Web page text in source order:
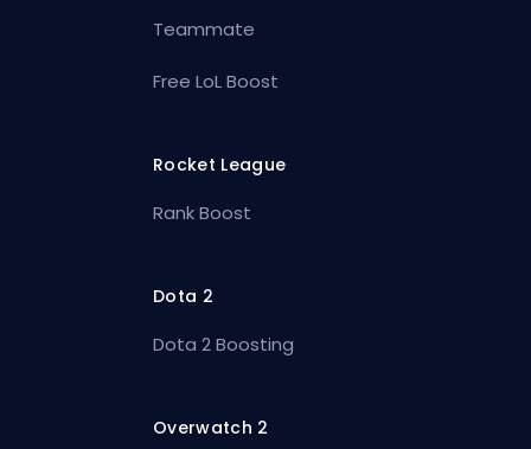
Teammate
Free LoL Boost
Rocket League
Rank Boost
Dota 2
Dota 2 Boosting
Overwatch 2